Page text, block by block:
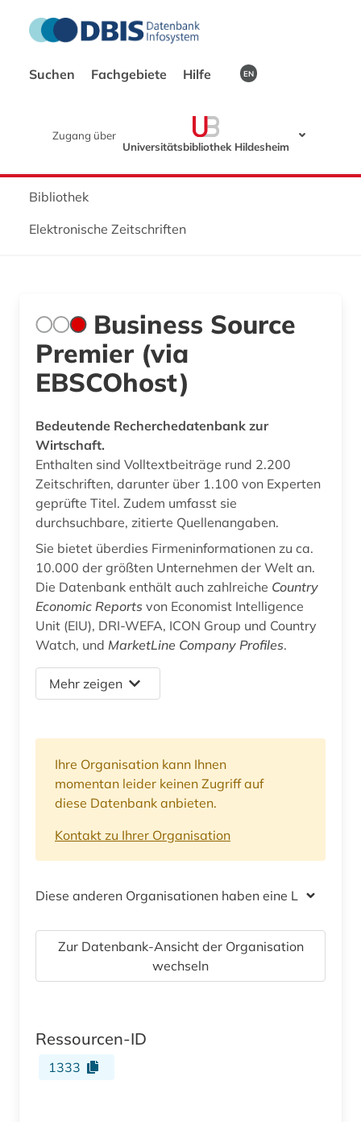
Suchen Fachgebiete Hilfe EN
Zugang über
Universitätsbibliothek Hildesheim
Bibliothek
Elektronische Zeitschriften
Business Source
Premier (via
EBSCOhost)
Bedeutende Recherchedatenbank zur
Wirtschaft.
Enthalten sind Volltextbeiträge rund 2.200
Zeitschriften, darunter über 1.100 von Experten
geprüfte Titel. Zudem umfasst sie
durchsuchbare, zitierte Quellenangaben.
Sie bietet überdies Firmeninformationen zu ca.
10.000 der größten Unternehmen der Welt an.
Die Datenbank enthält auch zahlreiche Country
Economic Reports von Economist Intelligence
Unit (EIU), DRI-WEFA, ICON Group und Country
Watch, und MarketLine Company Profiles.
Mehr zeigen
Ihre Organisation kann Ihnen
momentan leider keinen Zugriff auf
diese Datenbank anbieten.
Kontakt zu Ihrer Organisation
Diese anderen Organisationen haben eine Lizenz
Zur Datenbank-Ansicht der Organisation
wechseln
Ressourcen-ID
1333